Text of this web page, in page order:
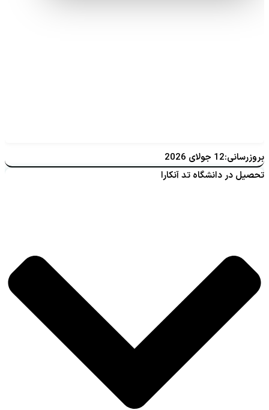
بروزرسانی:12 جولای 2026
تحصیل در دانشگاه تد آنکارا